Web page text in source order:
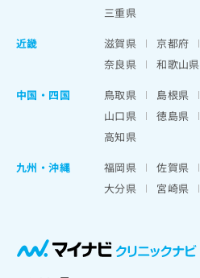
三重県
近畿
滋賀県 京都府
奈良県
和歌山県
中国・四国
鳥取県 島根県
山口県
徳島県
高知県
九州・沖縄
福岡県 佐賀県
大分県
宮崎県